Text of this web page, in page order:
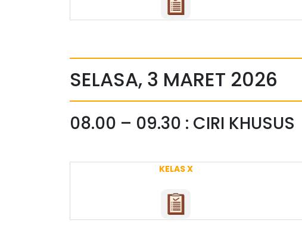
SELASA, 3 MARET 2026
08.00 – 09.30 : CIRI KHUSUS
KELAS X